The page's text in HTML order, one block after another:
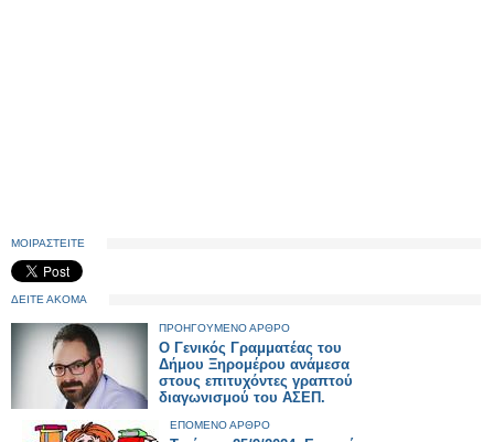
ΜΟΙΡΑΣΤΕΙΤΕ
ΔΕΙΤΕ ΑΚΟΜΑ
ΠΡΟΗΓΟΥΜΕΝΟ ΑΡΘΡΟ
Ο Γενικός Γραμματέας του
Δήμου Ξηρομέρου ανάμεσα
στους επιτυχόντες γραπτού
διαγωνισμού του ΑΣΕΠ.
ΕΠΟΜΕΝΟ ΑΡΘΡΟ